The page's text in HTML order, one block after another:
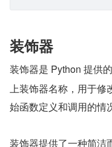
装饰器
装饰器是 Python 提供
上装饰器名称，用于修
始函数定义和调用的情
装饰器提供了一种简洁